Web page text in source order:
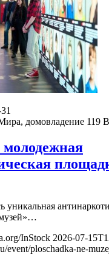
домовладение 119
InStock 2026-07-
event/ploschadka-ne-